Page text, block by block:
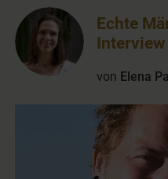
Echte
von Elena